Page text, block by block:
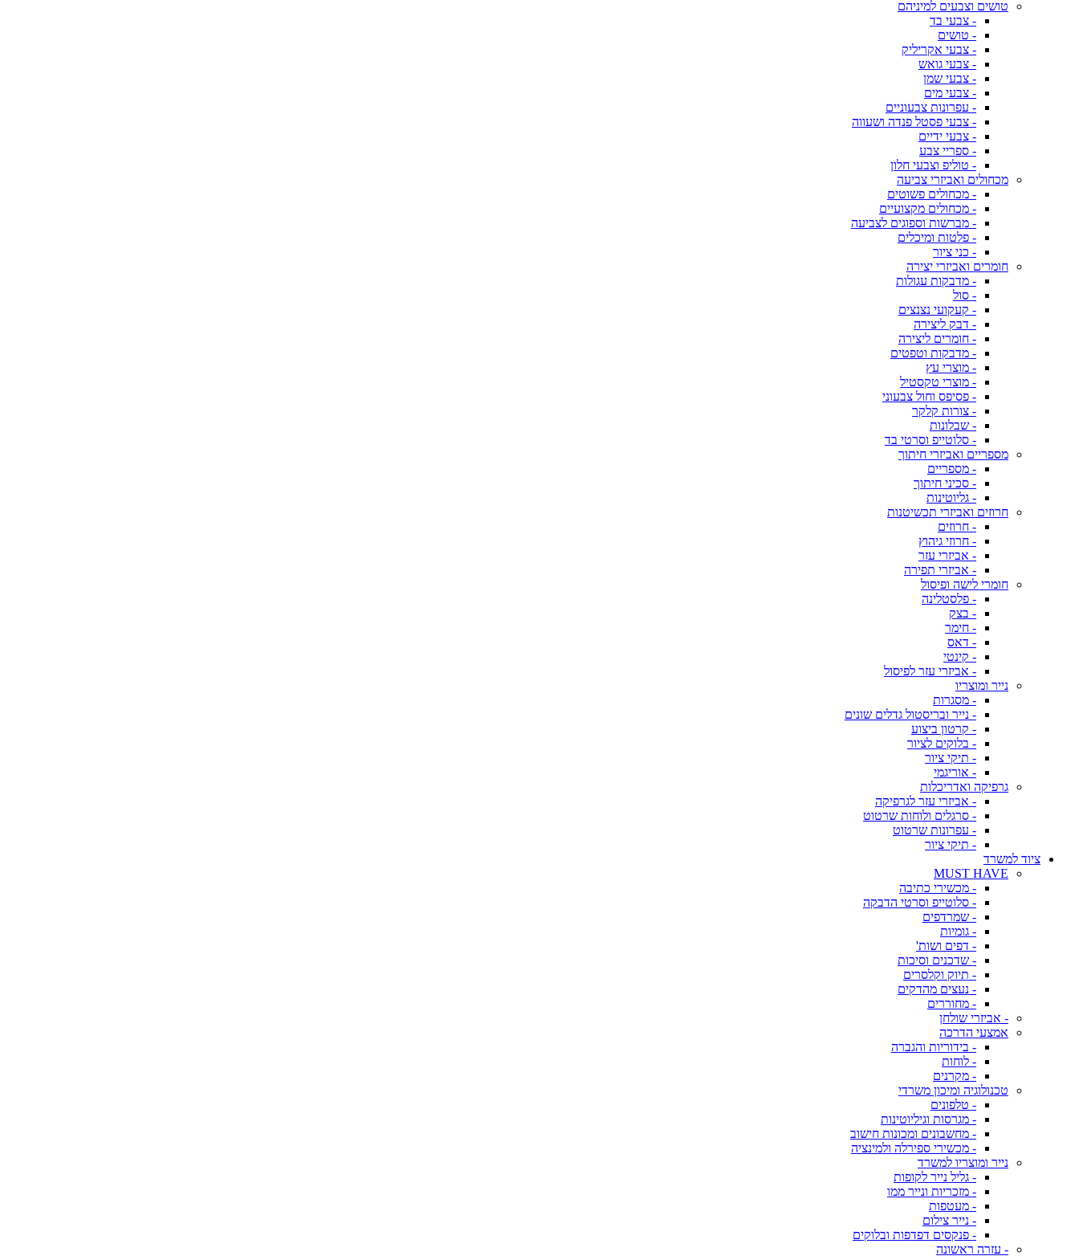
טושים וצבעים למיניהם
- צבעי בד
- טושים
- צבעי אקריליק
- צבעי גואש
- צבעי שמן
- צבעי מים
- עפרונות צבעוניים
- צבעי פסטל פנדה ושעווה
- צבעי ידיים
- ספריי צבע
- טוליפ וצבעי חלון
מכחולים ואביזרי צביעה
- מכחולים פשוטים
- מכחולים מקצועיים
- מברשות וספוגים לצביעה
- פלטות ומיכלים
- כני ציור
חומרים ואביזרי יצירה
- מדבקות עגולות
- סול
- קעקועי נצנצים
- דבק ליצירה
- חומרים ליצירה
- מדבקות וטפטים
- מוצרי עץ
- מוצרי טקסטיל
- פסיפס וחול צבעוני
- צורות קלקר
- שבלונות
- סלוטייפ וסרטי בד
מספריים ואביזרי חיתוך
- מספריים
- סכיני חיתוך
- גליוטינות
חרוזים ואביזרי תכשיטנות
- חרוזים
- חרוזי גיהוץ
- אביזרי עזר
- אביזרי תפירה
חומרי לישה ופיסול
- פלסטלינה
- בצק
- חימר
- דאס
- קינטי
- אביזרי עזר לפיסול
נייר ומוצריו
- מסגרות
- נייר ובריסטול גדלים שונים
- קרטון ביצוע
- בלוקים לציור
- תיקי ציור
- אוריגמי
גרפיקה ואדריכלות
- אביזרי עזר לגרפיקה
- סרגלים ולוחות שרטוט
- עפרונות שרטוט
- תיקי ציור
ציוד למשרד
MUST HAVE
- מכשירי כתיבה
- סלוטייפ וסרטי הדבקה
- שמרדפים
- גומיות
- דפים ושות'
- שדכנים וסיכות
- תיוק וקלסרים
- נעצים מהדקים
- מחוררים
- אביזרי שולחן
אמצעי הדרכה
- בידוריות והגברה
- לוחות
- מקרנים
טכנולוגיה ומיכון משרדי
- טלפונים
- מגרסות וגיליוטינות
- מחשבונים ומכונות חישוב
- מכשירי ספירלה ולמינציה
נייר ומוצריו למשרד
- גליל נייר לקופות
- מזכריות ונייר ממו
- מעטפות
- נייר צילום
- פנקסים דפדפות ובלוקים
- עזרה ראשונה